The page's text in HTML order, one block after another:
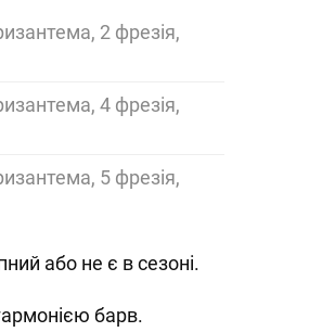
2 фрезія,
4 фрезія,
5 фрезія,
або не є в сезоні.
барв.